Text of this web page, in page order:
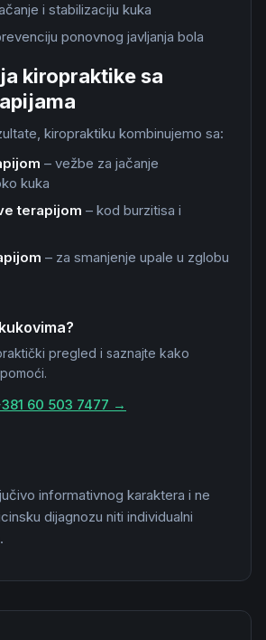
i stabilizaciju kuka
ponovnog javljanja bola
kiropraktike sa
kiropraktiku kombinujemo sa:
– vežbe za jačanje
kuka
terapijom – kod burzitisa i
– za smanjenje upale u zglobu
pregled i saznajte kako
60 503 7477 →
informativnog karaktera i ne
dijagnozu niti individualni